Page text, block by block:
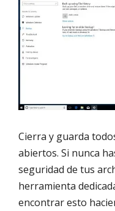
Cierra y guarda
abiertos. Si nunca
seguridad de tus
herramienta
encontrar esto